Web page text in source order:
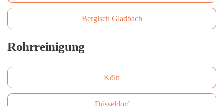
Bergisch Gladbach
Rohrreinigung
Köln
Düsseldorf